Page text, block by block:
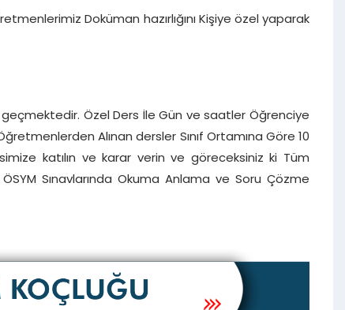
Doküman hazırlığını Kişiye özel yaparak
geçmektedir. Özel Ders İle Gün ve saatler Öğrenciye
Alınan dersler Sınıf Ortamına Göre 10
katılın ve karar verin ve göreceksiniz ki Tüm
Sınavlarında Okuma Anlama ve Soru Çözme